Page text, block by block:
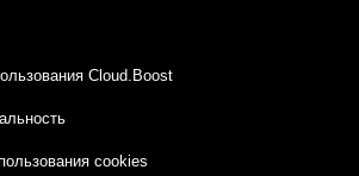
Cloud.Boost
cookies